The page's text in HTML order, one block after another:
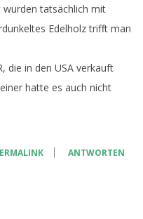
wurden tatsächlich mit
Edelholz trifft man
die in den USA verkauft
hatte es auch nicht
ANTWORTEN